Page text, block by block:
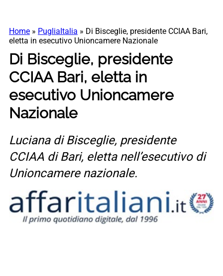
Home » PugliaItalia » Di Bisceglie, presidente CCIAA Bari,
eletta in esecutivo Unioncamere Nazionale
Di Bisceglie, presidente
CCIAA Bari, eletta in
esecutivo Unioncamere
Nazionale
Luciana di Bisceglie, presidente
CCIAA di Bari, eletta nell’esecutivo di
Unioncamere nazionale.